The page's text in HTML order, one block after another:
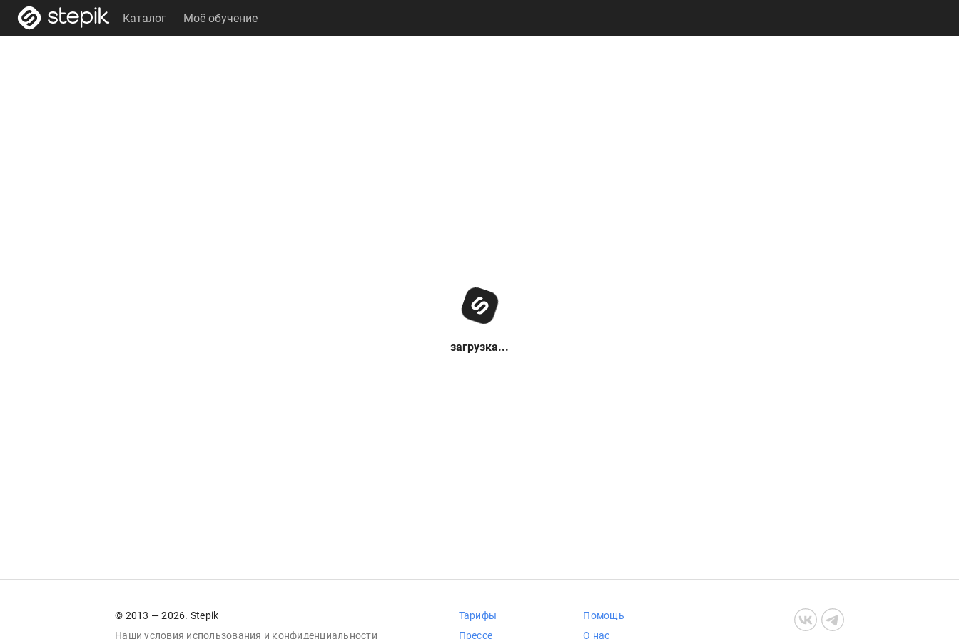
Каталог Моё обучение
загрузка...
© 2013 — 2026. Stepik
Наши условия использования и конфиденциальности
Тарифы
Прессе
Помощь
О нас